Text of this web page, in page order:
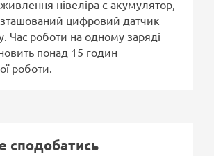
нівеліра є акумулятор,
цифровий датчик
Час роботи на одному заряді
понад 15 годин
роботи.
сподобатись